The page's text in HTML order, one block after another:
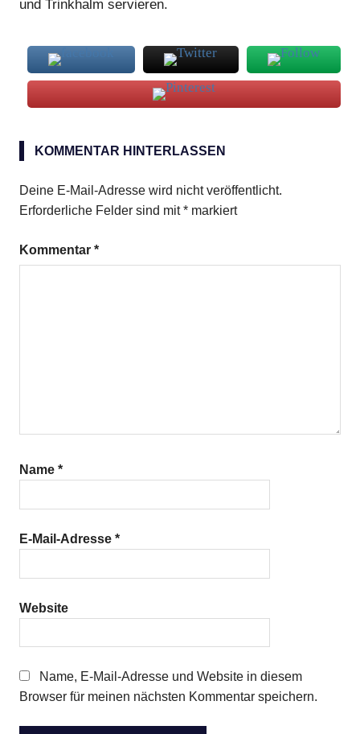
und Trinkhalm servieren.
Trauben
KOMMENTAR HINTERLASSEN
Deine E-Mail-Adresse wird nicht veröffentlicht.
Erforderliche Felder sind mit* markiert
Kommentar *
Name *
E-Mail-Adresse *
Website
Name, E-Mail-Adresse und Website in diesem
Browser für meinen nächsten Kommentar speichern.